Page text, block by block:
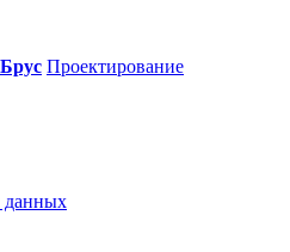
Проектирование
данных